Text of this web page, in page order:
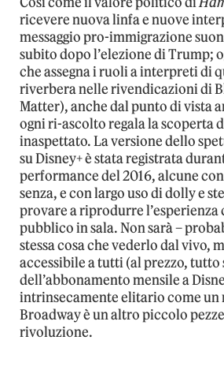
ricevere nuova linfa e nuove
messaggio pro-immigrazione
subito dopo l’elezione di Trump;
che assegna i ruoli a interpreti di
riverbera nelle rivendicazioni di
Matter), anche dal punto di vista
ogni ri-ascolto regala la scoperta
inaspettato. La versione dello
su Disney+ è stata registrata
performance del 2016, alcune
senza, e con largo uso di dolly e
provare a riprodurre
pubblico in sala. Non sarà –
stessa cosa che vederlo dal vivo,
accessibile a tutti (al prezzo,
dell’abbonamento mensile a
intrinsecamente elitario come un
Broadway è un altro piccolo
rivoluzione.